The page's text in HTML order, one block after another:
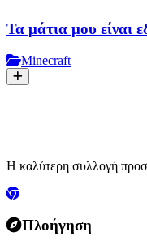
Τα μάτια μου είναι
Minecraft
Η καλύτερη συλλογή
Πλοήγηση